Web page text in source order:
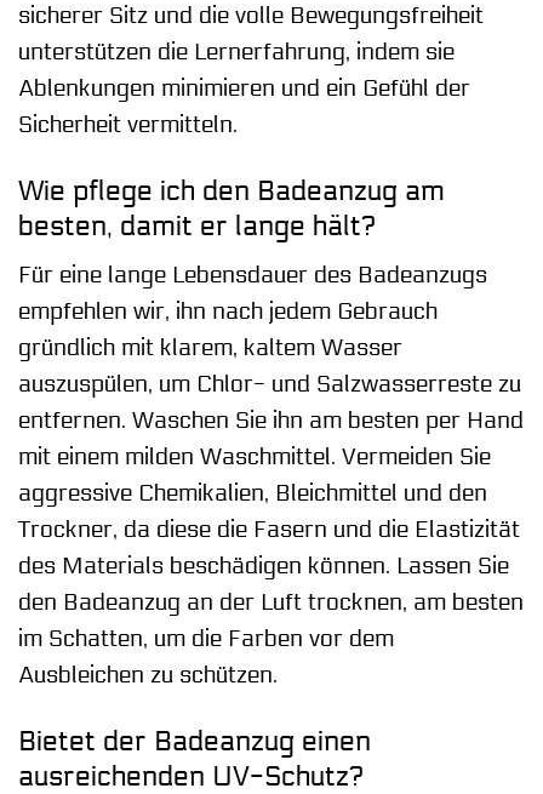
sicherer Sitz und die volle Bewegungsfreiheit
unterstützen die Lernerfahrung, indem sie
Ablenkungen minimieren und ein Gefühl der
Sicherheit vermitteln.
Wie pflege ich den Badeanzug am
besten, damit er lange hält?
Für eine lange Lebensdauer des Badeanzugs
empfehlen wir, ihn nach jedem Gebrauch
gründlich mit klarem, kaltem Wasser
auszuspülen, um Chlor- und Salzwasserreste zu
entfernen. Waschen Sie ihn am besten per Hand
mit einem milden Waschmittel. Vermeiden Sie
aggressive Chemikalien, Bleichmittel und den
Trockner, da diese die Fasern und die Elastizität
des Materials beschädigen können. Lassen Sie
den Badeanzug an der Luft trocknen, am besten
im Schatten, um die Farben vor dem
Ausbleichen zu schützen.
Bietet der Badeanzug einen
ausreichenden UV-Schutz?